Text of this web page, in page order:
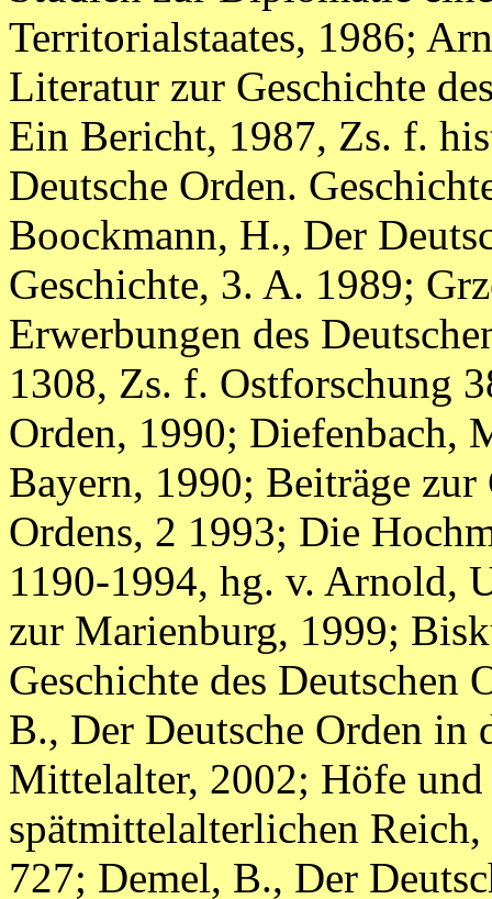
Territorialstaates, 1986;
Literatur zur Geschichte
Ein Bericht, 1987, Zs. f.
Deutsche Orden.
Boockmann, H., Der
Geschichte, 3. A. 1989;
Erwerbungen des
1308, Zs. f. Ostforschung
Orden, 1990; Diefenbach,
Bayern, 1990; Beiträge zur
Ordens, 2 1993; Die
1190-1994, hg. v. Arnold,
zur Marienburg, 1999;
Geschichte des Deutschen
B., Der Deutsche Orden in
Mittelalter, 2002; Höfe und
spätmittelalterlichen
727; Demel, B., Der